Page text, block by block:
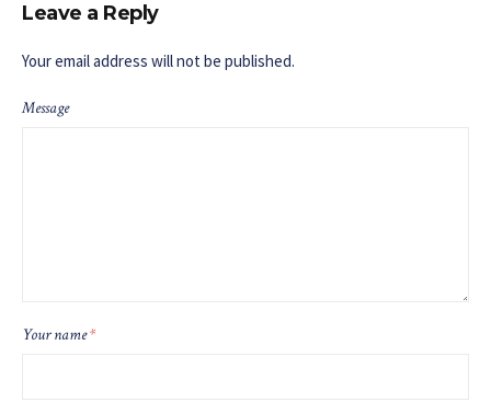
Leave a Reply
Your email address will not be published.
Message
Your name*